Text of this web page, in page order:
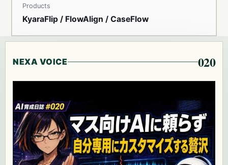
Products
KyaraFlip / FlowAlign / CaseFlow
NEXA VOICE 020